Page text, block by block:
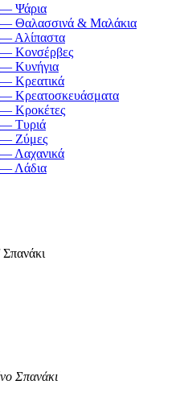
— Ψάρια
— Θαλασσινά & Μαλάκια
— Αλίπαστα
— Κονσέρβες
— Κυνήγια
— Κρεατικά
— Κρεατοσκευάσματα
— Κροκέτες
— Τυριά
— Ζύμες
— Λαχανικά
— Λάδια
Σπανάκι
Σπανάκι